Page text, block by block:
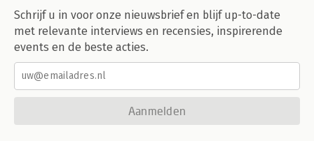
Schrijf u in voor onze nieuwsbrief en blijf up-to-date
met relevante interviews en recensies, inspirerende
events en de beste acties.
Aanmelden